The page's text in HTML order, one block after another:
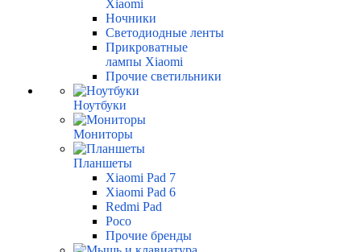
Xiaomi
Ночники
Светодиодные ленты
Прикроватные
лампы Xiaomi
Прочие светильники
Ноутбуки
Мониторы
Планшеты
Xiaomi Pad 7
Xiaomi Pad 6
Redmi Pad
Poco
Прочие бренды